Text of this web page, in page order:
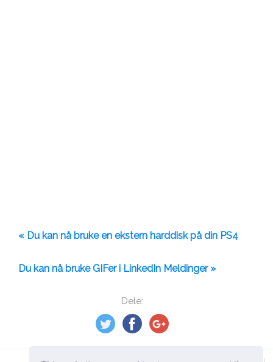
Dele:
« Du kan nå bruke en ekstern harddisk på din PS4
Du kan nå bruke GIFer i LinkedIn Meldinger »